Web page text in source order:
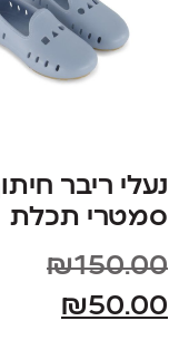
נעלי ריבר
סמטרי תכלת
₪150.00
₪50.00